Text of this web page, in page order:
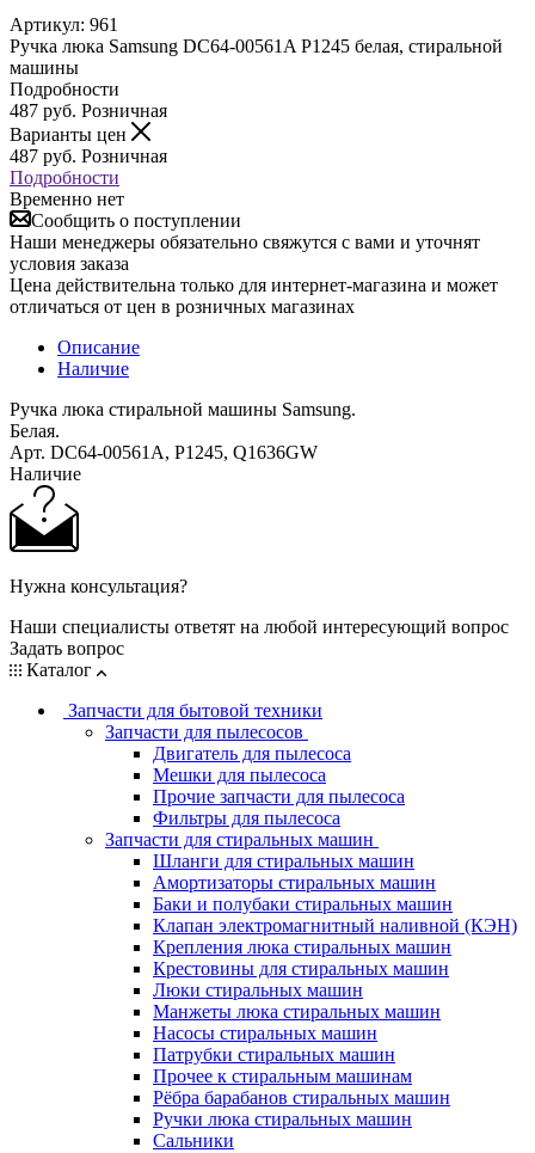
Артикул: 961
Ручка люка Samsung DC64-00561A P1245 белая, стиральной
машины
Подробности
487 руб. Розничная
Варианты цен
487 руб. Розничная
Подробности
Временно нет
Сообщить о поступлении
Наши менеджеры обязательно свяжутся с вами и уточнят
условия заказа
Цена действительна только для интернет-магазина и может
отличаться от цен в розничных магазинах
Описание
Наличие
Ручка люка стиральной машины Samsung.
Белая.
Арт. DC64-00561A, P1245, Q1636GW
Наличие
Нужна консультация?
Наши специалисты ответят на любой интересующий вопрос
Задать вопрос
Каталог
Запчасти для бытовой техники
Запчасти для пылесосов
Двигатель для пылесоса
Мешки для пылесоса
Прочие запчасти для пылесоса
Фильтры для пылесоса
Запчасти для стиральных машин
Шланги для стиральных машин
Амортизаторы стиральных машин
Баки и полубаки стиральных машин
Клапан электромагнитный наливной (КЭН)
Крепления люка стиральных машин
Крестовины для стиральных машин
Люки стиральных машин
Манжеты люка стиральных машин
Насосы стиральных машин
Патрубки стиральных машин
Прочее к стиральным машинам
Рёбра барабанов стиральных машин
Ручки люка стиральных машин
Сальники